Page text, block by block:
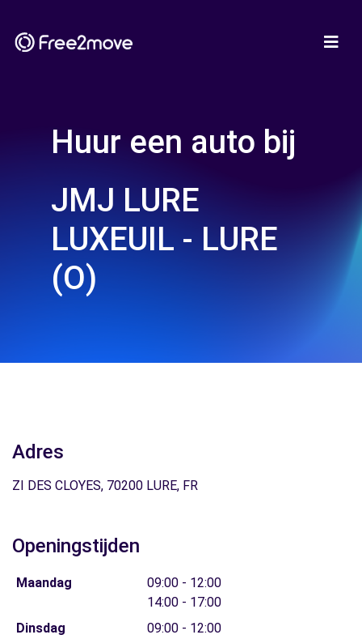
Huur een auto bij
JMJ LURE
LUXEUIL - LURE
(O)
Adres
ZI DES CLOYES, 70200 LURE, FR
Openingstijden
Maandag
09:00 - 12:00
14:00 - 17:00
Dinsdag
09:00 - 12:00